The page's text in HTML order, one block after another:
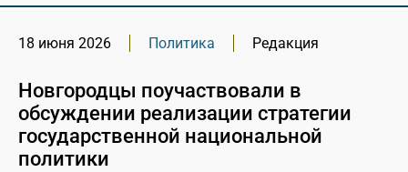
18 июня 2026 Политика Редакция
Новгородцы поучаствовали в
обсуждении реализации стратегии
государственной национальной
политики